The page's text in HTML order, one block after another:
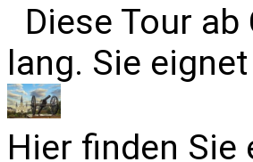
Diese Tour
lang. Sie
Hier finden